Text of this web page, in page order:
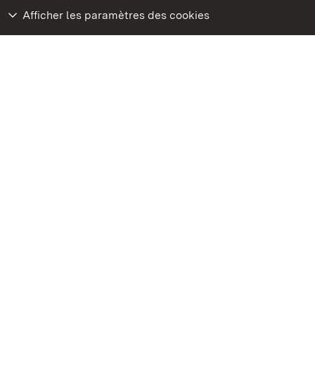
Afficher les paramètres des cookies
Rendez-nous visite